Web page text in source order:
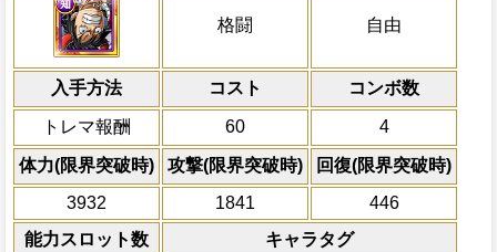
格闘 自由
入手方法 コスト コンボ数
トレマ報酬 60 4
体力(限界突破時) 攻撃(限界突破時)
回復(限界突破時)
3932
1841
446
能力スロット数
キャラタグ
一味にかかっている必殺封じ・攻撃ダウ
に変換し、1ターンの間一味の攻撃を2倍
上限突破
船長効果
キャラの攻撃を
にし、他の属性キャ
必殺技
ターン数：10
全ての防御効果・防
外のダメージを1にす
て敵全体に200万ダメ
プレイヤーの一味の
属性スロットに変換
ーンを2短縮する
一味の行動時に攻撃ダウン状態を1ター
ト対象キャラのスロットを自属性スロッ
対象
ロー キッド ヤマト
自分自身は必殺封じ状態を完全に回
自分のスロット封じ状態を5ターン回
回復無効状態を5ターン回復する
残り体力が50％以下の時、自分の攻
らば、キャラの回復×2倍の体力を回